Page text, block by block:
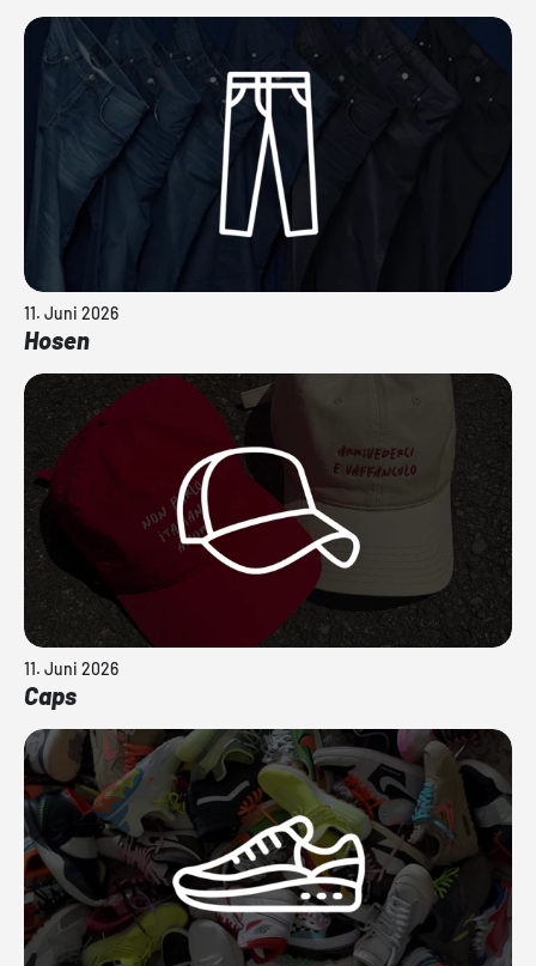
11. Juni 2026
Hosen
11. Juni 2026
Caps